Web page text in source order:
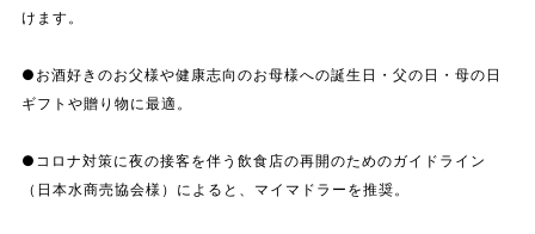
けます。
●お酒好きのお父様や健康志向のお母様への誕生日・父の日・母の日
ギフトや贈り物に最適。
●コロナ対策に夜の接客を伴う飲食店の再開のためのガイドライン
（日本水商売協会様）によると、マイマドラーを推奨。